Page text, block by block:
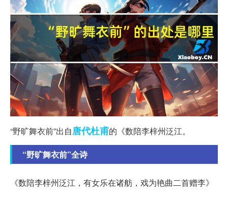
“野旷舞衣前”出自唐代杜甫的《数陪李梓州泛江。
“野旷舞衣前”全诗
《数陪李梓州泛江，有女乐在诸舫，戏为艳曲二首赠李》